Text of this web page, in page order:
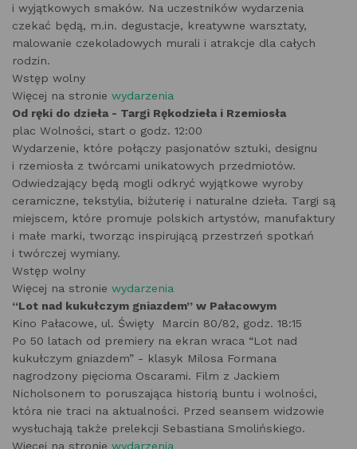
i wyjątkowych smaków. Na uczestników wydarzenia
czekać będą, m.in. degustacje, kreatywne warsztaty,
malowanie czekoladowych murali i atrakcje dla całych
rodzin.
Wstęp wolny
Więcej na stronie wydarzenia
Od ręki do dzieła - Targi Rękodzieła i Rzemiosła
plac Wolności, start o godz. 12:00
Wydarzenie, które połączy pasjonatów sztuki, designu
i rzemiosła z twórcami unikatowych przedmiotów.
Odwiedzający będą mogli odkryć wyjątkowe wyroby
ceramiczne, tekstylia, biżuterię i naturalne dzieła. Targi są
miejscem, które promuje polskich artystów, manufaktury
i małe marki, tworząc inspirującą przestrzeń spotkań
i twórczej wymiany.
Wstęp wolny
Więcej na stronie wydarzenia
“Lot nad kukułczym gniazdem” w Pałacowym
Kino Pałacowe, ul. Święty Marcin 80/82, godz. 18:15
Po 50 latach od premiery na ekran wraca “Lot nad
kukułczym gniazdem” - klasyk Milosa Formana
nagrodzony pięcioma Oscarami. Film z Jackiem
Nicholsonem to poruszająca historią buntu i wolności,
która nie traci na aktualności. Przed seansem widzowie
wysłuchają także prelekcji Sebastiana Smolińskiego.
Więcej na stronie wydarzenia